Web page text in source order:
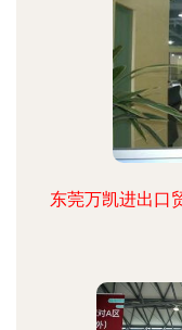
东莞万凯进出口